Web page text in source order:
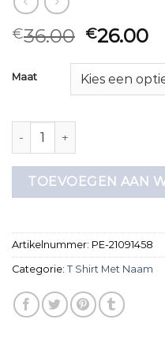
€36.00 €26.00
Maat
t shirt met naam aantal
TOEVOEGEN AAN
Artikelnummer: PE-21091458
Categorie: T Shirt Met Naam